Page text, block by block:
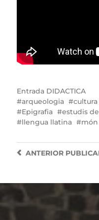
Entrada DIDACTICA
arqueologia
Epigrafia
estudis
llengua llatina
ANTERIOR